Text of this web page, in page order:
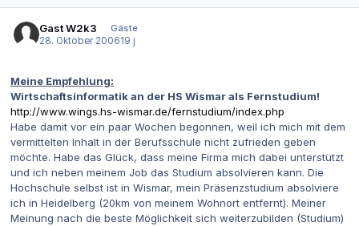
Gast W2k3
Gäste
28. Oktober 200619 j
Meine Empfehlung:
Wirtschaftsinformatik an der HS Wismar als Fernstudium!
http://www.wings.hs-wismar.de/fernstudium/index.php
Habe damit vor ein paar Wochen begonnen, weil ich mich mit dem
vermittelten Inhalt in der Berufsschule nicht zufrieden geben
möchte. Habe das Glück, dass meine Firma mich dabei unterstützt
und ich neben meinem Job das Studium absolvieren kann. Die
Hochschule selbst ist in Wismar, mein Präsenzstudium absolviere
ich in Heidelberg (20km von meinem Wohnort entfernt). Meiner
Meinung nach die beste Möglichkeit sich weiterzubilden (Studium)